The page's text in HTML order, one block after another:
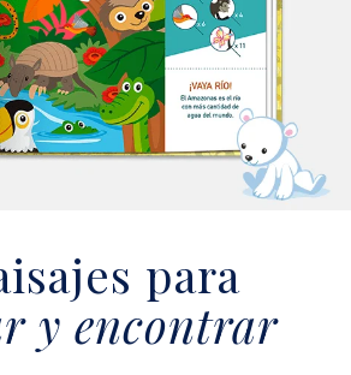
para
y encontrar